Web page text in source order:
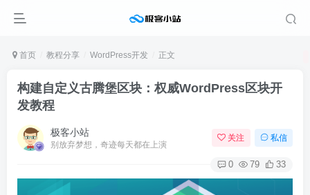
首页 教程分享 WordPress开发 正文
构建自定义古腾堡区块：权威WordPress区块开
发教程
极客小站
别放弃梦想，奇迹每天都在上演
关注 私信
0 79 33